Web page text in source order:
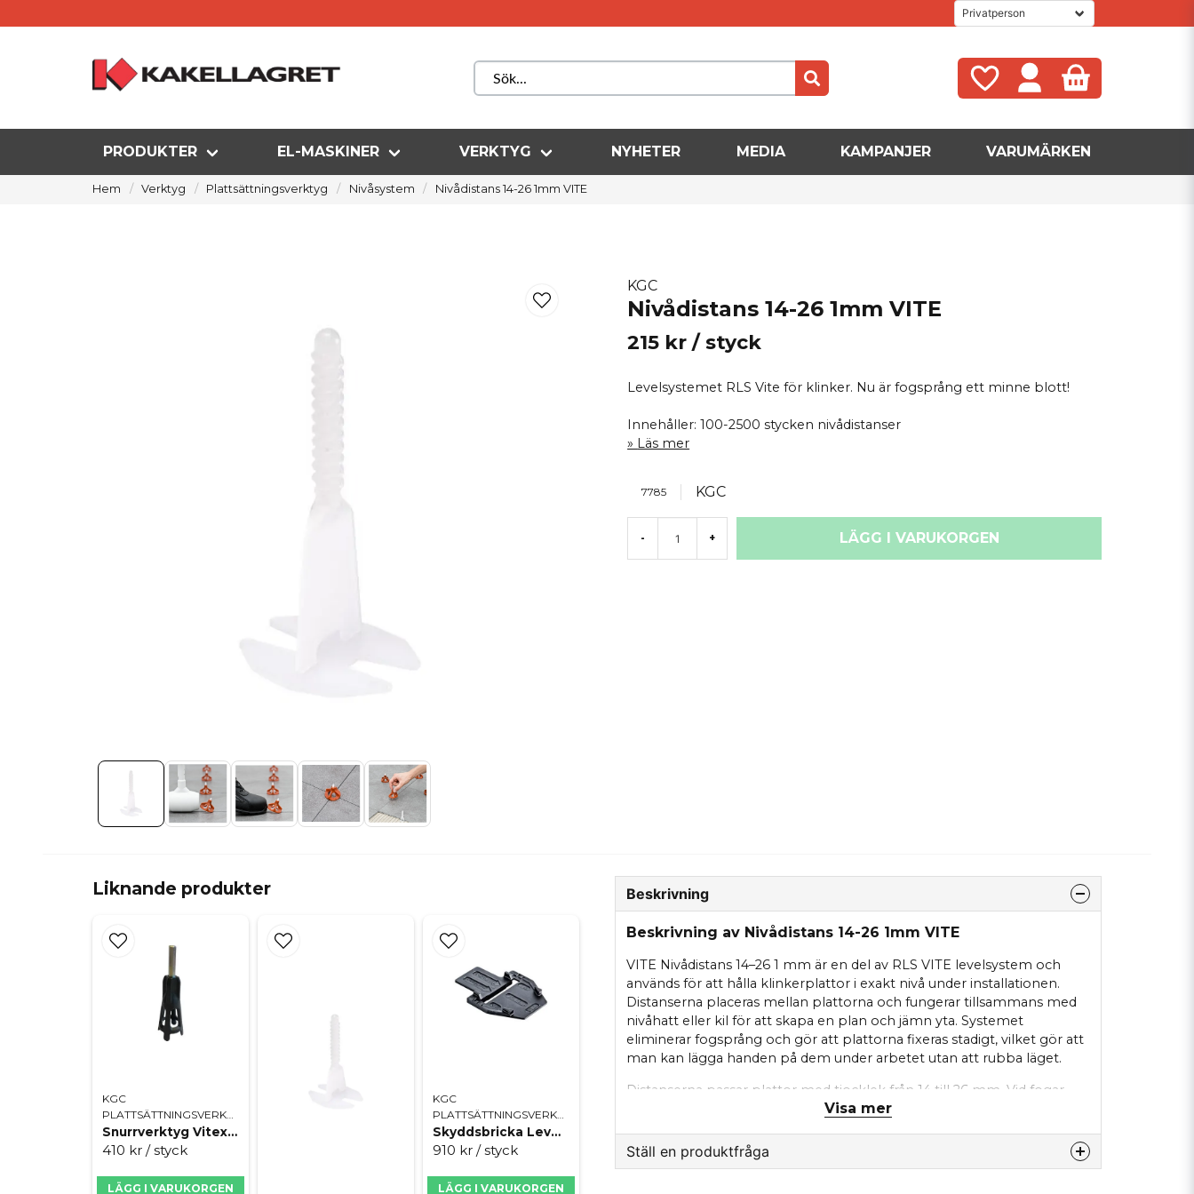
PRODUKTER EL-MASKINER VERKTYG NYHETER MEDIA KAMPANJER VARUMÄRKEN
Hem Verktyg Plattsättningsverktyg Nivåsystem Nivådistans 14-26 1mm VITE
KGC
Nivådistans 14-26 1mm VITE
215 kr / styck
Levelsystemet RLS Vite för klinker. Nu är fogsprång ett minne blott!
Innehåller: 100-2500 stycken nivådistanser
Läs mer
7785 KGC
- + LÄGG I VARUKORGEN
Liknande produkter
KGC
Snurrverktyg Vitexpress
410 kr / styck
LÄGG I VARUKORGEN
KGC
PLATTSÄTTNINGSVERKTYG
Skyddsbricka Level 250
910 kr / styck
LÄGG I VARUKORGEN
Beskrivning
Beskrivning av Nivådistans 14-26 1mm VITE
VITE Nivådistans 14–26 1 mm är en del av RLS VITE levelsystem och
används för att hålla klinkerplattor i exakt nivå under installationen.
Distanserna placeras mellan plattorna och fungerar tillsammans med
nivåhatt eller kil för att skapa en plan och jämn yta. Systemet
eliminerar fogsprång och gör att plattorna fixeras stadigt, vilket gör att
man kan lägga handen på dem under arbetet utan att rubba läget.
Distanserna passar plattor med tjocklek från 14 till 26 mm. Vid fogar
större än 1 mm kan distanser kombineras med kryss eller läggas utan
bort genom att slås av i sidled, och skruvhattar kan återanvändas flera
Visa mer
Ställ en produktfråga